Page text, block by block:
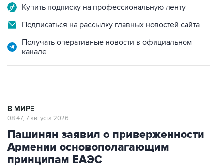
Купить подписку на профессиональную ленту
Подписаться на рассылку главных новостей сайта
Получать оперативные новости в официальном
канале
В МИРЕ
08:47, 7 августа 2026
Пашинян заявил о приверженности
Армении основополагающим
принципам ЕАЭС